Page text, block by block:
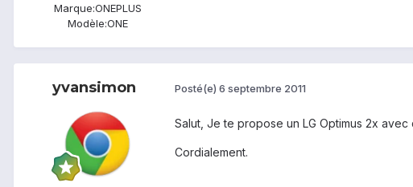
Marque:ONEPLUS
Modèle:ONE
yvansimon Posté(e) 6 septembre 2011
Salut, Je te propose un LG Optimus 2x
Cordialement.